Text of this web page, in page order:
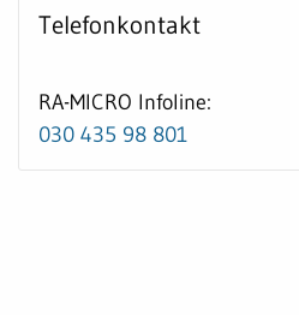
Telefonkontakt
RA-MICRO Infoline:
030 435 98 801